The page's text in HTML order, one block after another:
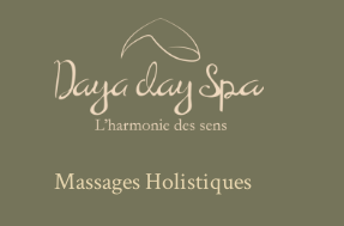
Massages Holistiques